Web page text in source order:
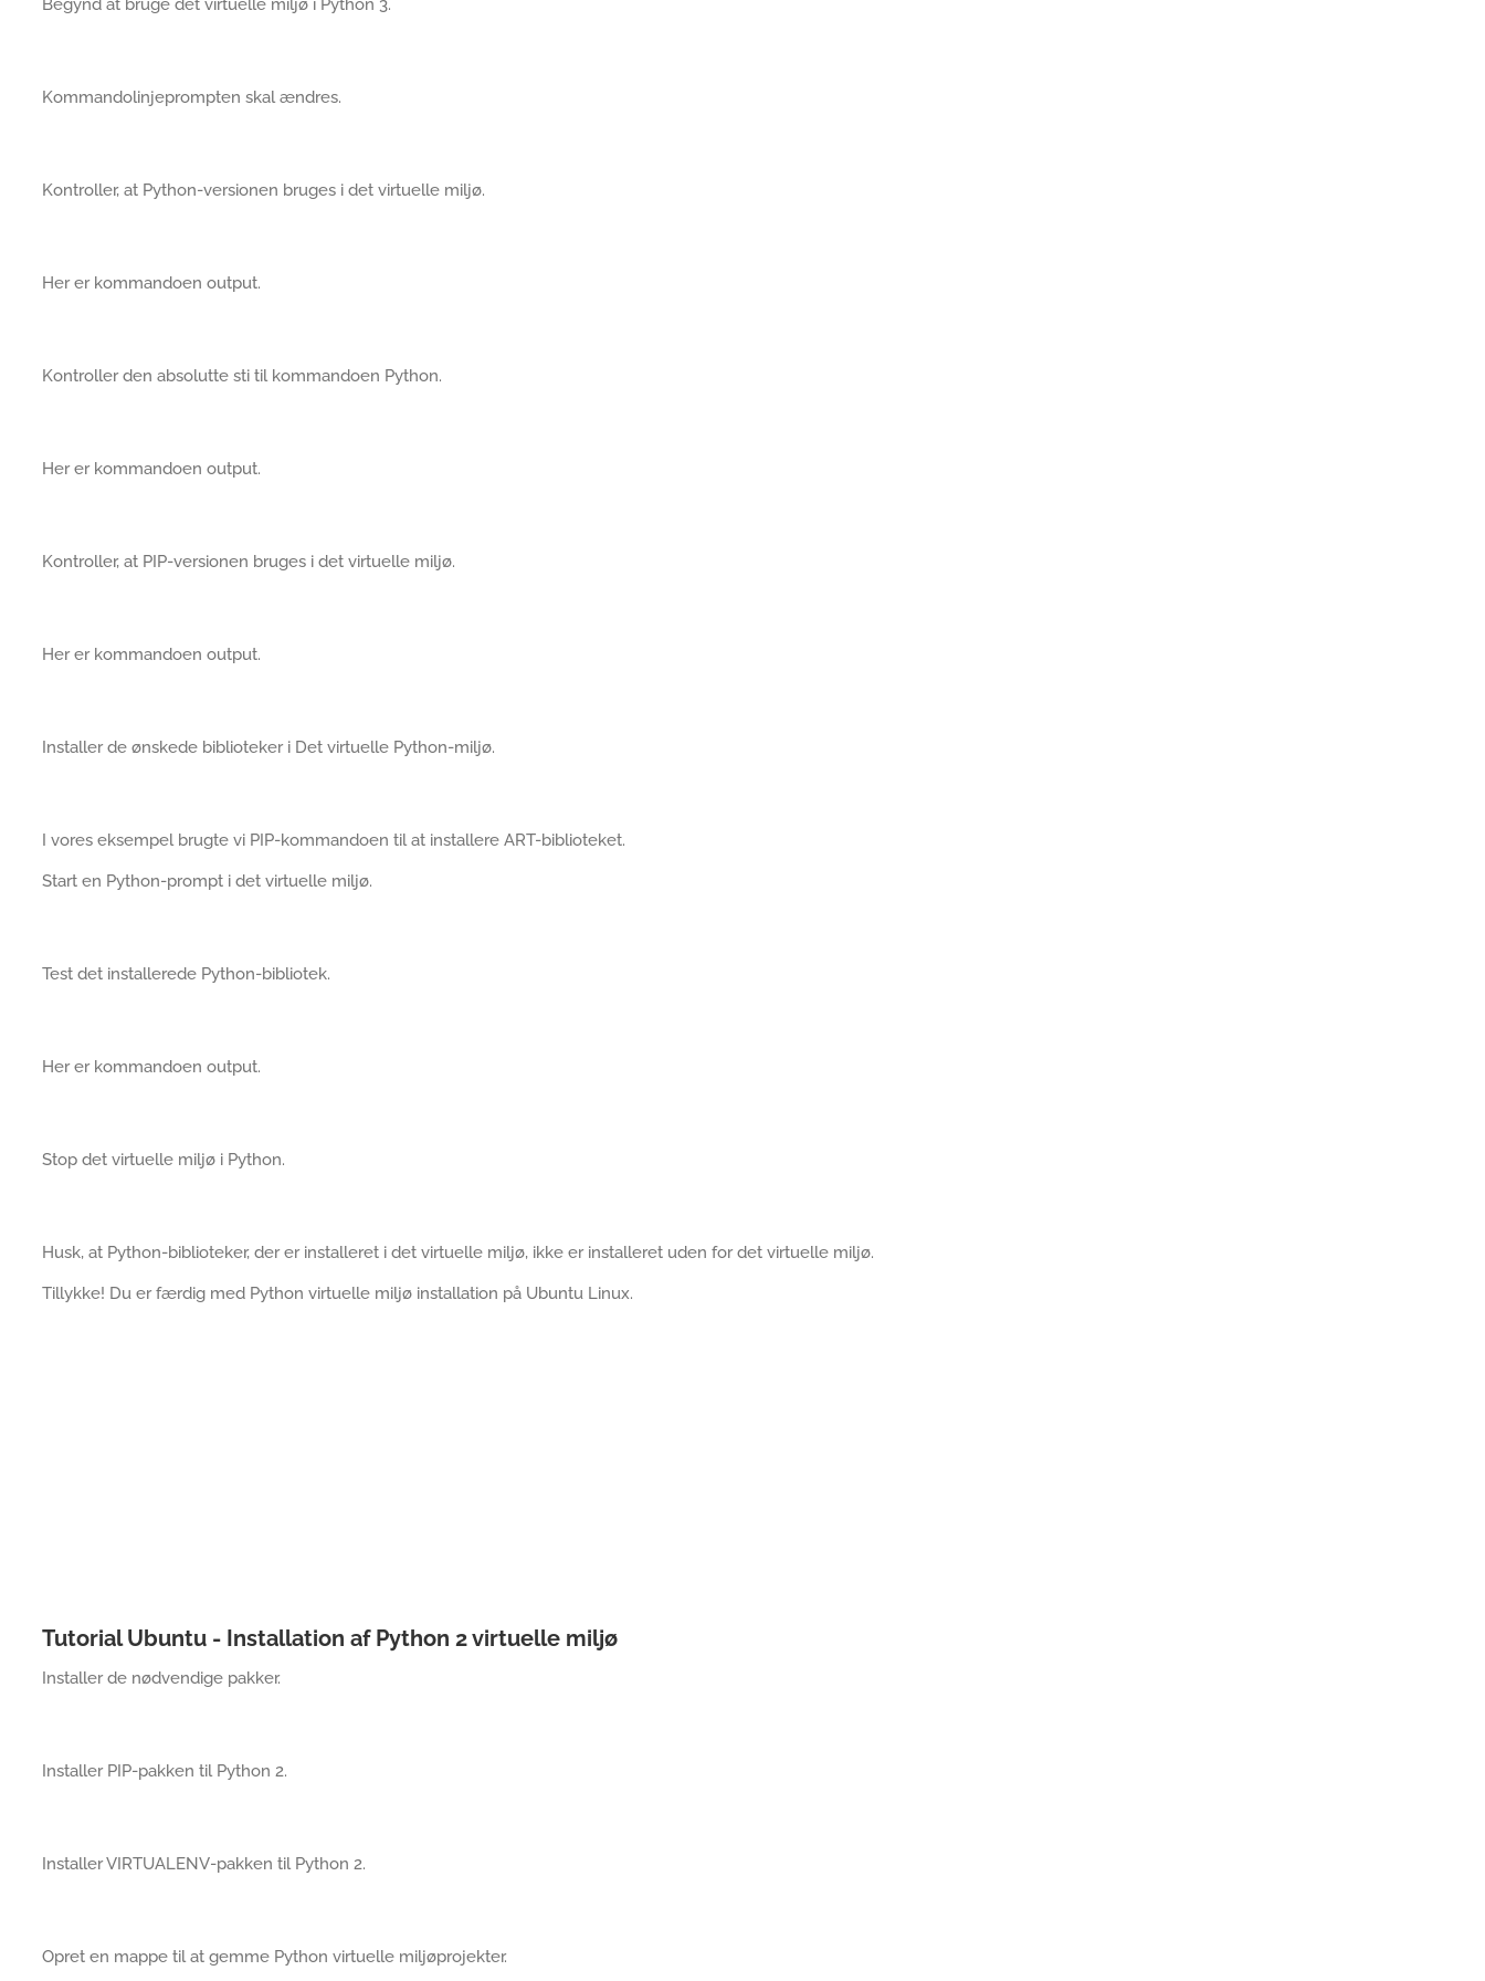
Begynd at bruge det virtuelle miljø i Python 3.
Kommandolinjeprompten skal ændres.
Kontroller, at Python-versionen bruges i det virtuelle miljø.
Her er kommandoen output.
Kontroller den absolutte sti til kommandoen Python.
Her er kommandoen output.
Kontroller, at PIP-versionen bruges i det virtuelle miljø.
Her er kommandoen output.
Installer de ønskede biblioteker i Det virtuelle Python-miljø.
I vores eksempel brugte vi PIP-kommandoen til at installere ART-biblioteket.
Start en Python-prompt i det virtuelle miljø.
Test det installerede Python-bibliotek.
Her er kommandoen output.
Stop det virtuelle miljø i Python.
Husk, at Python-biblioteker, der er installeret i det virtuelle miljø, ikke er installeret uden for det virtuelle miljø.
Tillykke! Du er færdig med Python virtuelle miljø installation på Ubuntu Linux.
Tutorial Ubuntu - Installation af Python 2 virtuelle miljø
Installer de nødvendige pakker.
Installer PIP-pakken til Python 2.
Installer VIRTUALENV-pakken til Python 2.
Opret en mappe til at gemme Python virtuelle miljøprojekter.